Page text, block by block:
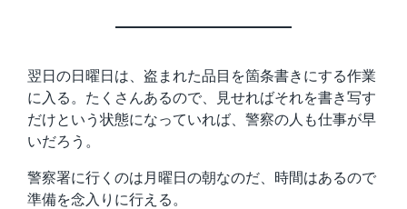
翌日の日曜日は、盗まれた品目を箇条書きにする作業
に入る。たくさんあるので、見せればそれを書き写す
だけという状態になっていれば、警察の人も仕事が早
いだろう。
警察署に行くのは月曜日の朝なのだ、時間はあるので
準備を念入りに行える。